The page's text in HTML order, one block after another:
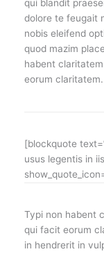
qui blandit
dolore te feugait
nobis eleifend
quod mazim
habent
eorum claritatem.
[blockquote
usus legentis in
Typi non habent
qui facit eorum
in hendrerit in